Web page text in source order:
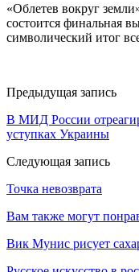
«Облетев вокруг
состоится финальная
символический итог
Предыдущая запись
В МИД России
уступках Украины
Следующая запись
Точка невозврата
Вам также могут
Вик Мунис рисует